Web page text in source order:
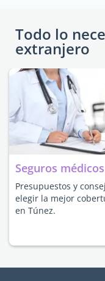
Todo lo
extranjero
Seguros médicos
Presupuestos y
elegir la mejor
en Túnez.